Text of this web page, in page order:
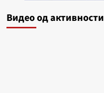
Видеo од активности